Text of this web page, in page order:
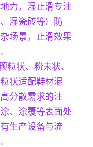
力，湿止滑专注
湿瓷砖等）防
场景，止滑效果
粒状、粉末状、
状适配鞋材混
分散需求的注
、涂覆等表面处
生产设备与流